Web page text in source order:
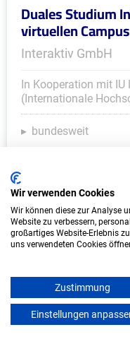
Duales Studium
virtuellen
Interaktiv GmbH
In Kooperation mit IU
(Internationale
bundesweit
KFZ
Wir verwenden Cookies
Wir können diese zur Analyse
Website zu verbessern,
großartiges Website-Erlebnis
uns verwendeten Cookies
Zustimmung
Einstellungen